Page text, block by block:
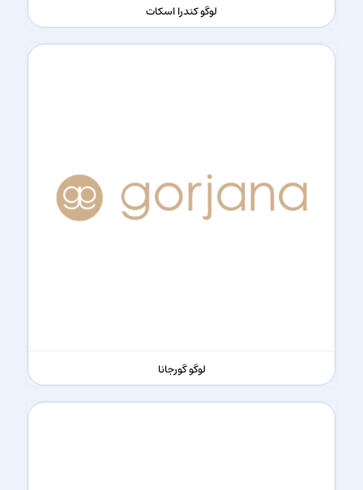
لوگو کندرا اسکات
لوگو گورجانا